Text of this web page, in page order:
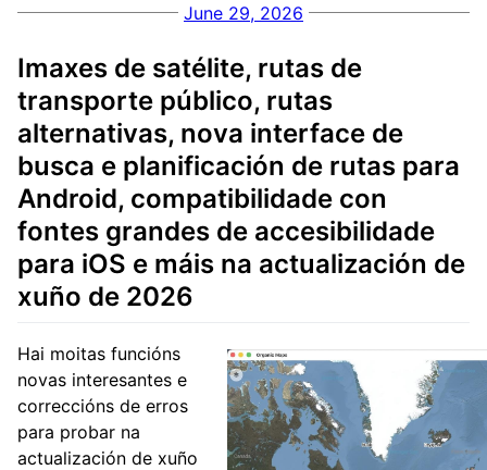
June 29, 2026
Imaxes de satélite, rutas de
transporte público, rutas
alternativas, nova interface de
busca e planificación de rutas para
Android, compatibilidade con
fontes grandes de accesibilidade
para iOS e máis na actualización de
xuño de 2026
Hai moitas funcións
novas interesantes e
correccións de erros
para probar na
actualización de xuño